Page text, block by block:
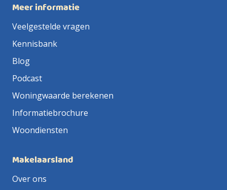
Meer informatie
Veelgestelde vragen
Kennisbank
Blog
Podcast
Woningwaarde berekenen
Informatiebrochure
Woondiensten
Makelaarsland
Over ons